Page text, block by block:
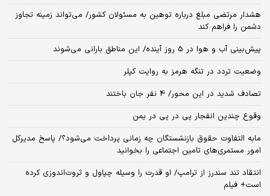
هشدار مرتضی مبلغ درباره توهین به مسئولان کشور/ می‌تواند زمینه تجاوز
دشمن را فراهم کند
پیش‌بینی آب و هوا در 5 روز آینده/ این مناطق بارانی می‌شوند
وضعیت تردد در تنگه هرمز به روایت کپلر
تصادف شدید در این محور/ 4 نفر جان باختند
وقوع چندین انفجار پی در پی در یمن
مابه التفاوت حقوق بازنشستگان چه زمانی پرداخت می‌شود؟/ پاسخ مدیرکل
امور مستمری‌های تامین اجتماعی را بخوانید
انتقاد تند سندرز از ترامپ/ او قدرت را وسیله چپاول و ثروت‌اندوزی کرده
است+ فیلم